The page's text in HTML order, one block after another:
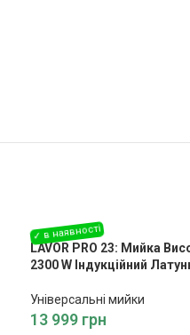
LAVOR PRO 23: Мийка
2300 W Індукційний
Універсальні мийки
13 999 грн